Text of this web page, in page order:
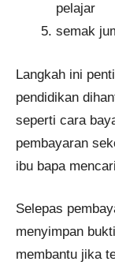
pelajar
semak
Langkah ini
pendidikan
seperti cara
pembayaran
ibu bapa
Selepas
menyimpan
membantu jika